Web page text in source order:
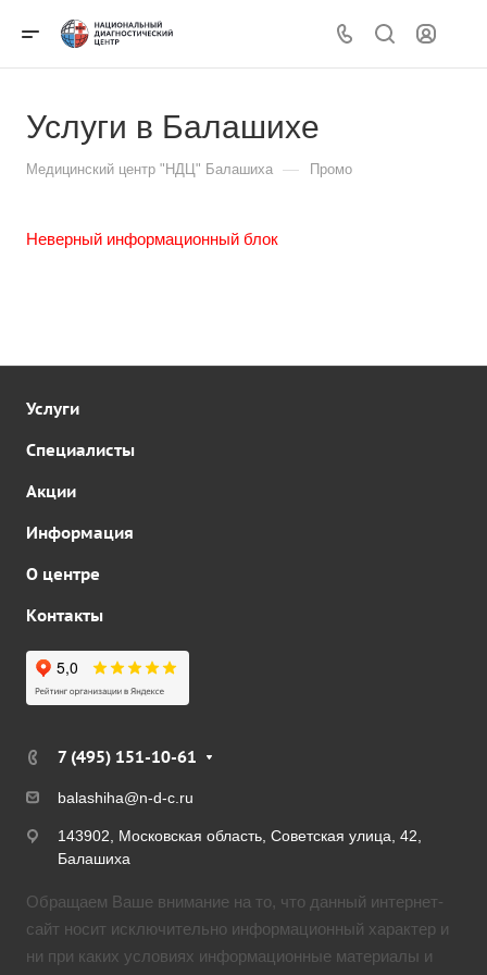
Услуги в Балашихе
Медицинский центр "НДЦ" Балашиха — Промо
Неверный информационный блок
Услуги
Специалисты
Акции
Информация
О центре
Контакты
7 (495) 151-10-61
balashiha@n-d-c.ru
143902, Московская область, Советская улица, 42,
Балашиха
Обращаем Ваше внимание на то, что данный интернет-
сайт носит исключительно информационный характер и
ни при каких условиях информационные материалы и